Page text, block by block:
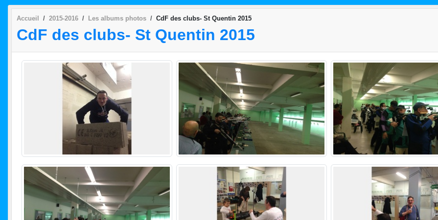
Accueil 2015-2016 Les albums photos CdF des clubs- St Quentin 2015
CdF des clubs- St Quentin 2015